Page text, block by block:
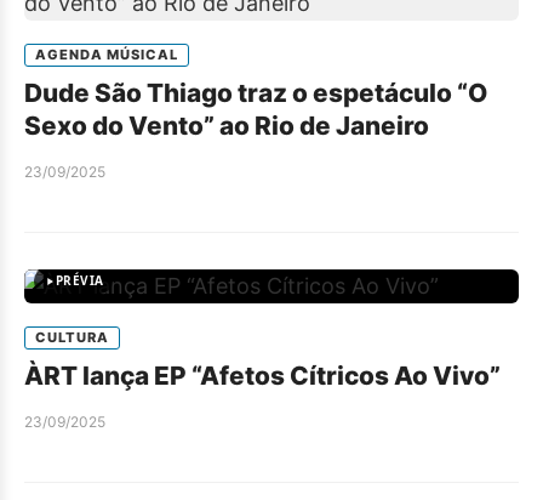
AGENDA MÚSICAL
Dude São Thiago traz o espetáculo “O
Sexo do Vento” ao Rio de Janeiro
23/09/2025
PRÉVIA
CULTURA
ÀRT lança EP “Afetos Cítricos Ao Vivo”
23/09/2025